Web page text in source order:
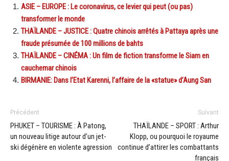
ASIE – EUROPE : Le coronavirus, ce levier qui peut (ou pas)
transformer le monde
THAÏLANDE – JUSTICE : Quatre chinois arrêtés à Pattaya après une
fraude présumée de 100 millions de bahts
THAÏLANDE – CINÉMA : Un film de fiction transforme le Siam en
cauchemar chinois
BIRMANIE: Dans l’Etat Karenni, l’affaire de la «statue» d’Aung San
Précédent
PHUKET – TOURISME : À Patong,
un nouveau litige autour d’un jet-
ski dégénère en violente agression
Suivant
THAÏLANDE – SPORT : Arthur
Klopp, ou pourquoi le royaume
continue d’attirer les combattants
français